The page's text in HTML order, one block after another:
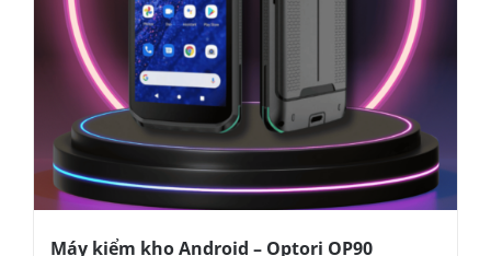
Máy kiểm kho Android – Optori OP90